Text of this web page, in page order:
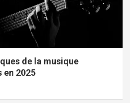
de la musique
en 2025